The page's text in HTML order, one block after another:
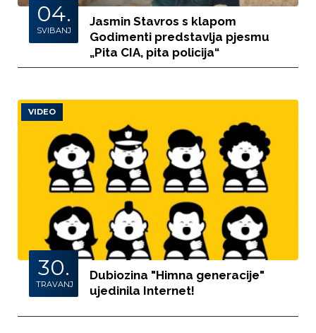
04.
SVIBANJ
Jasmin Stavros s klapom
Godimenti predstavlja pjesmu
„Pita CIA, pita policija“
VIDEO
30.
TRAVANJ
Dubiozina "Himna generacije"
ujedinila Internet!